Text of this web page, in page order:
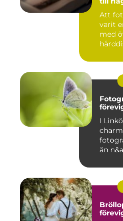
Att
varit
med
I
än